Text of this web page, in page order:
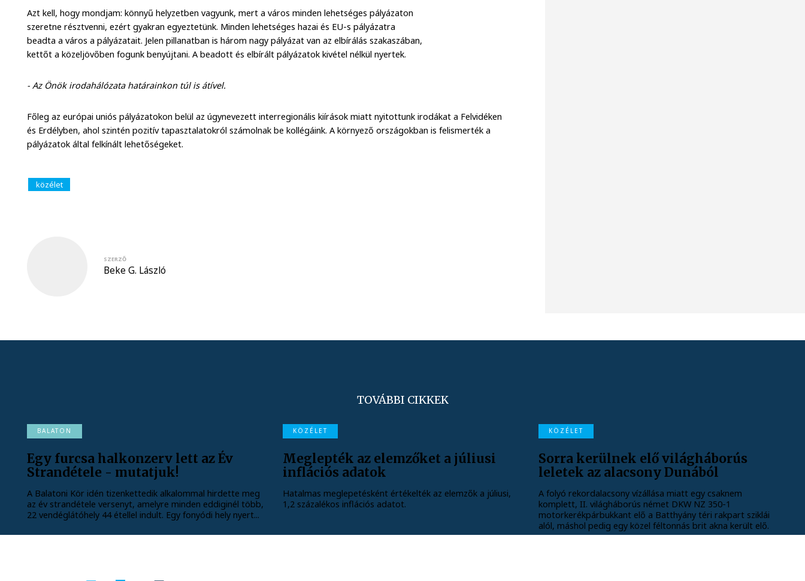
Azt kell, hogy mondjam: könnyű helyzetben vagyunk, mert a város minden lehetséges pályázaton
szeretne résztvenni, ezért gyakran egyeztetünk. Minden lehetséges hazai és EU-s pályázatra
beadta a város a pályázatait. Jelen pillanatban is három nagy pályázat van az elbírálás szakaszában,
kettőt a közeljövőben fogunk benyújtani. A beadott és elbírált pályázatok kivétel nélkül nyertek.
- Az Önök irodahálózata határainkon túl is átível.
Főleg az európai uniós pályázatokon belül az úgynevezett interregionális kiírások miatt nyitottunk irodákat a Felvidéken
és Erdélyben, ahol szintén pozitív tapasztalatokról számolnak be kollégáink. A környező országokban is felismerték a
pályázatok által felkínált lehetőségeket.
közélet
SZERZŐ
Beke G. László
TOVÁBBI CIKKEK
BALATON
Egy furcsa halkonzerv lett az Év
Strandétele - mutatjuk!
A Balatoni Kör idén tizenkettedik alkalommal hirdette meg
az év strandétele versenyt, amelyre minden eddiginél több,
22 vendéglátóhely 44 étellel indult. Egy fonyódi hely nyert...
KÖZÉLET
Meglepték az elemzőket a júliusi
inflációs adatok
Hatalmas meglepetésként értékelték az elemzők a júliusi,
1,2 százalékos inflációs adatot.
KÖZÉLET
Sorra kerülnek elő világháborús
leletek az alacsony Dunából
A folyó rekordalacsony vízállása miatt egy csaknem
komplett, II. világháborús német DKW NZ 350-1
motorkerékpárbukkant elő a Batthyány téri rakpart sziklái
alól, máshol pedig egy közel féltonnás brit akna került elő.